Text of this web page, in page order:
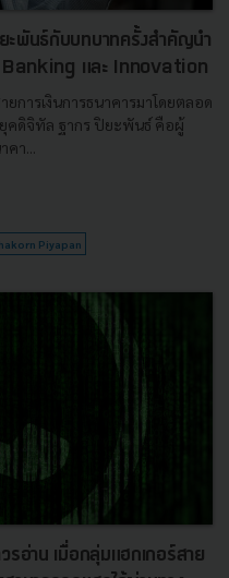
พันธ์กับบทบาทครั้งสำคัญนำ
Banking และ Innovation
การเงินการธนาคารมาโดยตลอด
ยุคดิจิทัล ฐากร ปิยะพันธ์ คือผู้
า...
Piyapan
อ่าน เมื่อกลุ่มแฮกเกอร์สาย